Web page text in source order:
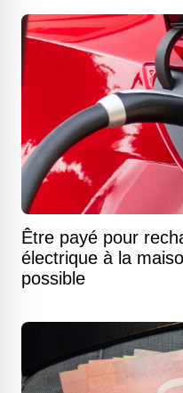
Être payé pour
électrique à la
possible